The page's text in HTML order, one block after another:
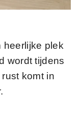
heerlijke plek
wordt tijdens
komt in